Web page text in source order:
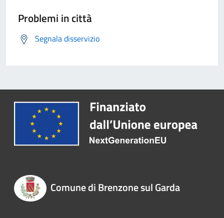
Problemi in città
Segnala disservizio
Comune di Brenzone sul Garda